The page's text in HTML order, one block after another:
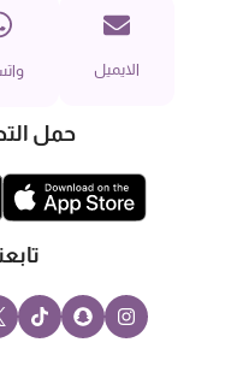
الايميل
حمل